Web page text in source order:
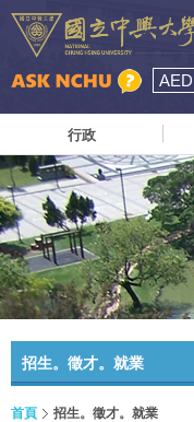
AED
行政
招生。徵才。就業
首頁 招生。徵才。就業